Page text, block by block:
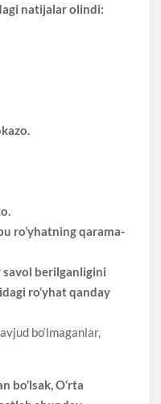
natijalar olindi:
ro‘yhatning qarama-
savol berilganligini
ro‘yhat qanday
bo‘lmaganlar,
bo‘lsak, O‘rta